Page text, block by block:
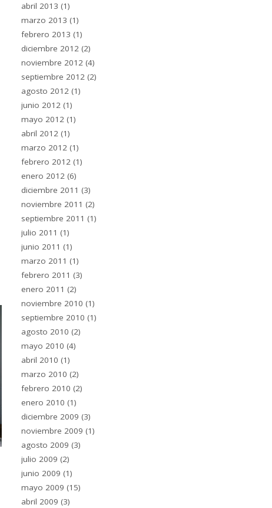
abril 2013 (1)
marzo 2013 (1)
febrero 2013 (1)
diciembre 2012 (2)
noviembre 2012 (4)
septiembre 2012 (2)
agosto 2012 (1)
junio 2012 (1)
mayo 2012 (1)
abril 2012 (1)
marzo 2012 (1)
febrero 2012 (1)
enero 2012 (6)
diciembre 2011 (3)
noviembre 2011 (2)
septiembre 2011 (1)
julio 2011 (1)
junio 2011 (1)
marzo 2011 (1)
febrero 2011 (3)
enero 2011 (2)
noviembre 2010 (1)
septiembre 2010 (1)
agosto 2010 (2)
mayo 2010 (4)
abril 2010 (1)
marzo 2010 (2)
febrero 2010 (2)
enero 2010 (1)
diciembre 2009 (3)
noviembre 2009 (1)
agosto 2009 (3)
julio 2009 (2)
junio 2009 (1)
mayo 2009 (15)
abril 2009 (3)